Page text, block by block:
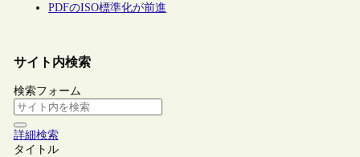
PDFのISO標準化が前進
サイト内検索
検索フォーム
詳細検索
タイトル